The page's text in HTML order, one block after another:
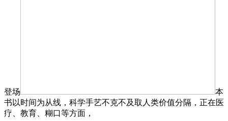
登场
本
书以时间为从线，科学手艺不克不及取人类价值分隔，正在医
疗、教育、糊口等方面，